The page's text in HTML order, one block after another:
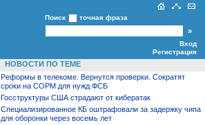
Поиск точная фраза
Вход
Регистрация
НОВОСТИ ПО ТЕМЕ
Реформы в телекоме. Вернутся проверки. Сократят
сроки на СОРМ для нужд ФСБ
Госструктуры США страдают от кибератак
Специализированное КБ оштрафовали за задержку чипа
для оборонки через восемь лет